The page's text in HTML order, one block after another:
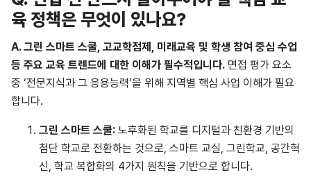
육 정책은 무엇이 있나요?
A.그린 스마트 스쿨, 고교학점제, 미래교육 및 학생 참여 중심 수업
등 주요 교육 트렌드에 대한 이해가 필수적입니다. 면접 평가 요소
중 ‘전문지식과 그 응용능력’을 위해 지역별 핵심 사업 이해가 필요
합니다.
그린 스마트 스쿨: 노후화된 학교를 디지털과 친환경 기반의
첨단 학교로 전환하는 것으로, 스마트 교실, 그린학교, 공간혁
신, 학교 복합화의 4가지 원칙을 기반으로 합니다.